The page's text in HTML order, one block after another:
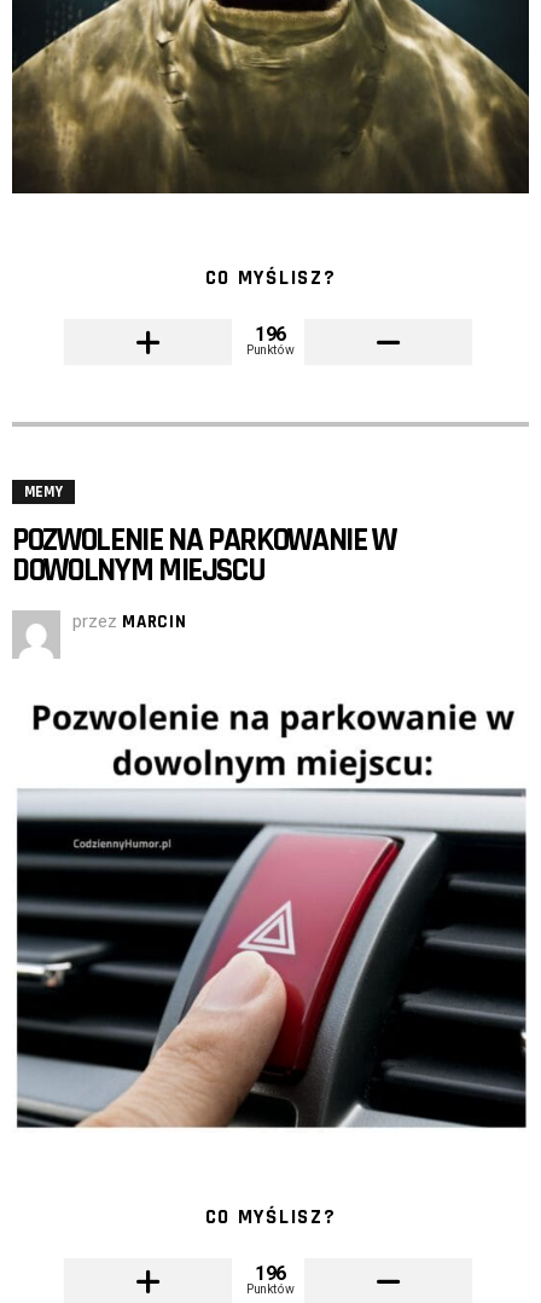
CO MYŚLISZ?
196
Punktów
MEMY
POZWOLENIE NA PARKOWANIE W
DOWOLNYM MIEJSCU
przez MARCIN
CO MYŚLISZ?
196
Punktów